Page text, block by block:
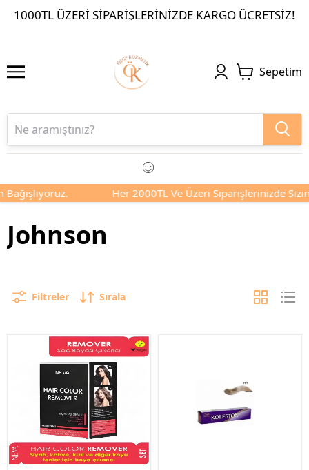
1000TL ÜZERI SIPARIŞLERINIZDE KARGO ÜCRETSIZ!
Sepetim
Her 2000TL Ve Üzeri Siparişlerinizde Sizin
Johnson
Filtreler Sırala